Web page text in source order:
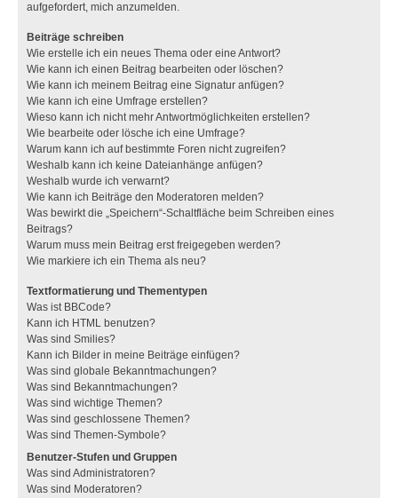
aufgefordert, mich anzumelden.
Beiträge schreiben
Wie erstelle ich ein neues Thema oder eine Antwort?
Wie kann ich einen Beitrag bearbeiten oder löschen?
Wie kann ich meinem Beitrag eine Signatur anfügen?
Wie kann ich eine Umfrage erstellen?
Wieso kann ich nicht mehr Antwortmöglichkeiten erstellen?
Wie bearbeite oder lösche ich eine Umfrage?
Warum kann ich auf bestimmte Foren nicht zugreifen?
Weshalb kann ich keine Dateianhänge anfügen?
Weshalb wurde ich verwarnt?
Wie kann ich Beiträge den Moderatoren melden?
Was bewirkt die „Speichern“-Schaltfläche beim Schreiben eines
Beitrags?
Warum muss mein Beitrag erst freigegeben werden?
Wie markiere ich ein Thema als neu?
Textformatierung und Thementypen
Was ist BBCode?
Kann ich HTML benutzen?
Was sind Smilies?
Kann ich Bilder in meine Beiträge einfügen?
Was sind globale Bekanntmachungen?
Was sind Bekanntmachungen?
Was sind wichtige Themen?
Was sind geschlossene Themen?
Was sind Themen-Symbole?
Benutzer-Stufen und Gruppen
Was sind Administratoren?
Was sind Moderatoren?